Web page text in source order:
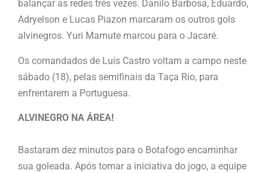
balançar as redes três vezes. Danilo Barbosa, Eduardo,
Adryelson e Lucas Piazon marcaram os outros gols
alvinegros. Yuri Mamute marcou para o Jacaré.
Os comandados de Luís Castro voltam a campo neste
sábado (18), pelas semifinais da Taça Rio, para
enfrentarem a Portuguesa.
ALVINEGRO NA ÁREA!
Bastaram dez minutos para o Botafogo encaminhar
sua goleada. Após tomar a iniciativa do jogo, a equipe